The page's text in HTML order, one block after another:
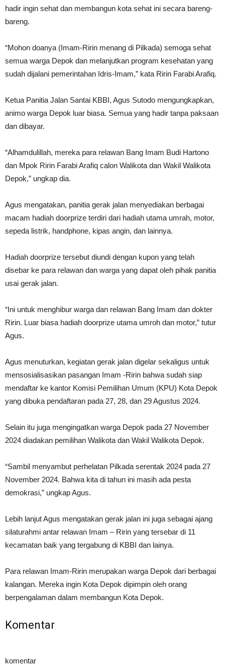
hadir ingin sehat dan membangun kota sehat ini secara bareng-
bareng.
“Mohon doanya (Imam-Ririn menang di Pilkada) semoga sehat
semua warga Depok dan melanjutkan program kesehatan yang
sudah dijalani pemerintahan Idris-Imam,” kata Ririn Farabi Arafiq.
Ketua Panitia Jalan Santai KBBI, Agus Sutodo mengungkapkan,
animo warga Depok luar biasa. Semua yang hadir tanpa paksaan
dan dibayar.
“Alhamdulillah, mereka para relawan Bang Imam Budi Hartono
dan Mpok Ririn Farabi Arafiq calon Walikota dan Wakil Walikota
Depok,” ungkap dia.
Agus mengatakan, panitia gerak jalan menyediakan berbagai
macam hadiah doorprize terdiri dari hadiah utama umrah, motor,
sepeda listrik, handphone, kipas angin, dan lainnya.
Hadiah doorprize tersebut diundi dengan kupon yang telah
disebar ke para relawan dan warga yang dapat oleh pihak panitia
usai gerak jalan.
“Ini untuk menghibur warga dan relawan Bang Imam dan dokter
Ririn. Luar biasa hadiah doorprize utama umroh dan motor,” tutur
Agus.
Agus menuturkan, kegiatan gerak jalan digelar sekaligus untuk
mensosialisasikan pasangan Imam -Ririn bahwa sudah siap
mendaftar ke kantor Komisi Pemilihan Umum (KPU) Kota Depok
yang dibuka pendaftaran pada 27, 28, dan 29 Agustus 2024.
Selain itu juga mengingatkan warga Depok pada 27 November
2024 diadakan pemilihan Walikota dan Wakil Walikota Depok.
“Sambil menyambut perhelatan Pilkada serentak 2024 pada 27
November 2024. Bahwa kita di tahun ini masih ada pesta
demokrasi,” ungkap Agus.
Lebih lanjut Agus mengatakan gerak jalan ini juga sebagai ajang
silaturahmi antar relawan Imam – Ririn yang tersebar di 11
kecamatan baik yang tergabung di KBBI dan lainya.
Para relawan Imam-Ririn merupakan warga Depok dari berbagai
kalangan. Mereka ingin Kota Depok dipimpin oleh orang
berpengalaman dalam membangun Kota Depok.
Komentar
komentar